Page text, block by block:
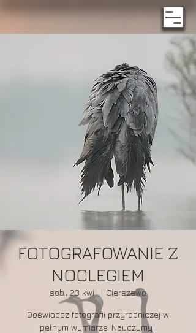
FOTOGRAFOWANIE Z
NOCLEGIEM
sob., 23 kwi
  |
Cierszewo
Doświadcz fotografii przyrodniczej w
pełnym wymiarze. Nauczymy i